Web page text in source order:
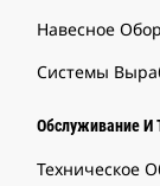
Навесное
Системы
Обслуживание И
Техническое